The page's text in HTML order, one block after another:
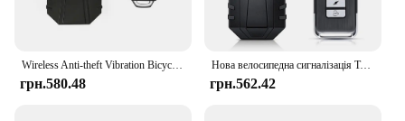
грн.580.48
Нова велосипедна сигналізація Type-C Перезаряджається 113 дБ Велосипедна сигналізація Сигнал IP65 Водонепроникний 7 рівнів Чутливість 3 регулювання гучності
грн.562.42